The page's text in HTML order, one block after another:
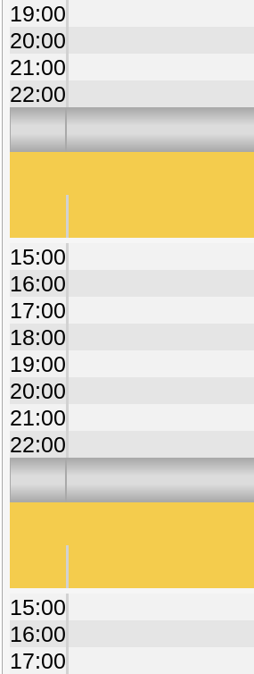
19:00
20:00
21:00
22:00
15:00
16:00
17:00
18:00
19:00
20:00
21:00
22:00
15:00
16:00
17:00